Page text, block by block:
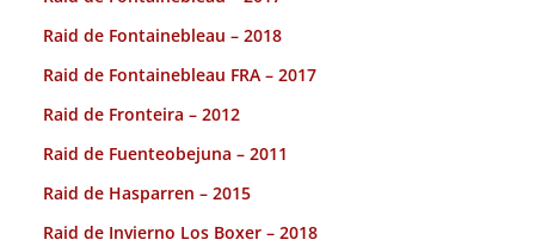
Raid de Fontainebleau – 2018
Raid de Fontainebleau FRA – 2017
Raid de Fronteira – 2012
Raid de Fuenteobejuna – 2011
Raid de Hasparren – 2015
Raid de Invierno Los Boxer – 2018